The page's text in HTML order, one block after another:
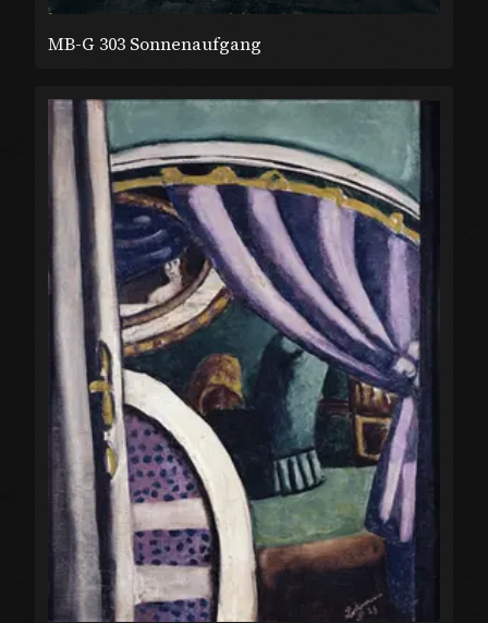
MB-G 303 Sonnenaufgang